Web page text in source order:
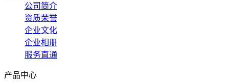
公司简介
资质荣誉
企业文化
企业相册
服务直通
产品中心